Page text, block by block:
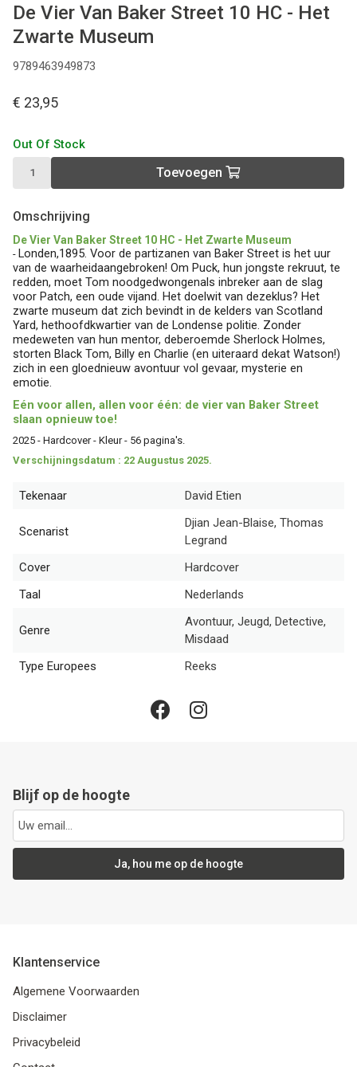
De Vier Van Baker Street 10 HC - Het
Zwarte Museum
9789463949873
€ 23,95
Out Of Stock
Toevoegen
Omschrijving
De Vier Van Baker Street 10 HC - Het Zwarte Museum
- Londen,1895. Voor de partizanen van Baker Street is het uur
van de waarheidaangebroken! Om Puck, hun jongste rekruut, te
redden, moet Tom noodgedwongenals inbreker aan de slag
voor Patch, een oude vijand. Het doelwit van dezeklus? Het
zwarte museum dat zich bevindt in de kelders van Scotland
Yard, hethoofdkwartier van de Londense politie. Zonder
medeweten van hun mentor, deberoemde Sherlock Holmes,
storten Black Tom, Billy en Charlie (en uiteraard dekat Watson!)
zich in een gloednieuw avontuur vol gevaar, mysterie en
emotie.
Eén voor allen, allen voor één: de vier van Baker Street
slaan opnieuw toe!
2025 - Hardcover - Kleur - 56 pagina's.
Verschijningsdatum : 22 Augustus 2025.
Tekenaar David Etien
Scenarist
Djian Jean-Blaise, Thomas
Legrand
Cover
Hardcover
Taal
Nederlands
Genre
Avontuur, Jeugd, Detective,
Misdaad
Type Europees
Reeks
Blijf op de hoogte
Ja, hou me op de hoogte
Klantenservice
Algemene Voorwaarden
Disclaimer
Privacybeleid